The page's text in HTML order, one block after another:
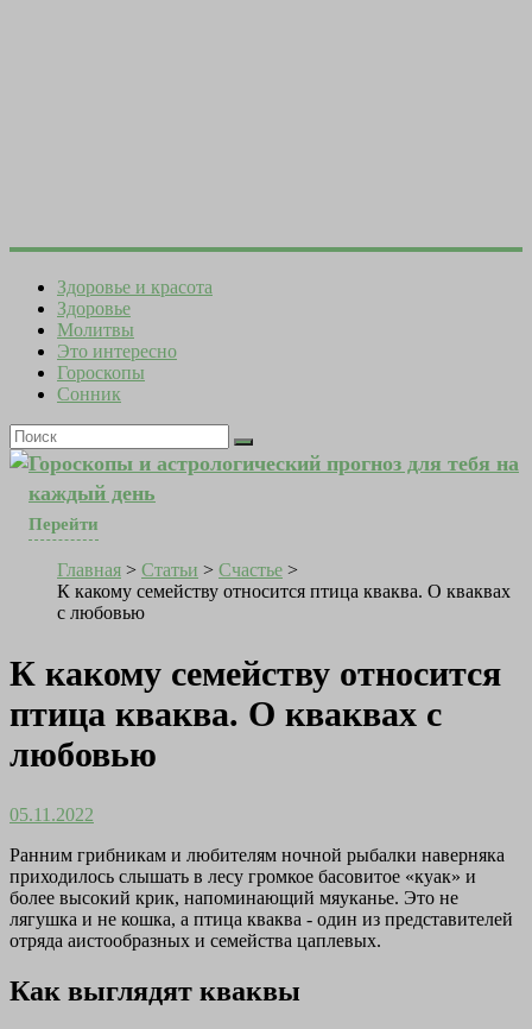
Здоровье и красота
Здоровье
Молитвы
Это интересно
Гороскопы
Сонник
Гороскопы и астрологический прогноз для тебя на
каждый день
Перейти
Главная > Статьи > Счастье >
К какому семейству относится птица кваква. О кваквах
с любовью
К какому семейству относится
птица кваква. О кваквах с
любовью
05.11.2022
Ранним грибникам и любителям ночной рыбалки наверняка
приходилось слышать в лесу громкое басовитое «куак» и
более высокий крик, напоминающий мяуканье. Это не
лягушка и не кошка, а птица кваква - один из представителей
отряда аистообразных и семейства цаплевых.
Как выглядят кваквы